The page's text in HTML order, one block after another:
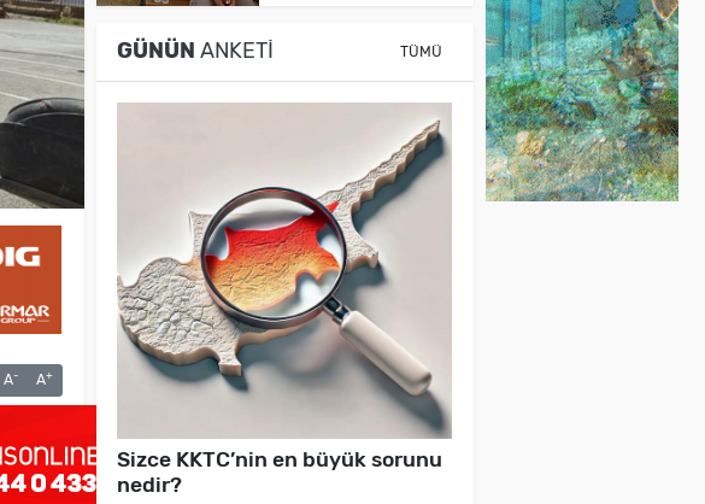
A- A+
GÜNÜN ANKETI TÜMÜ
Sizce KKTC’nin en büyük sorunu
nedir?